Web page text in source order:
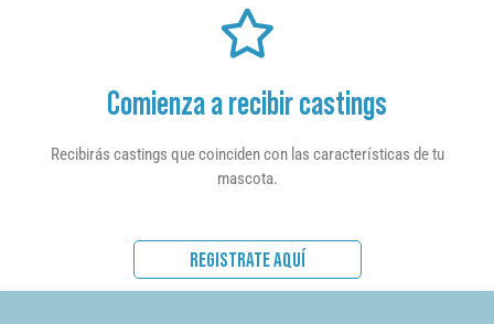
Comienza a recibir castings
Recibirás castings que coinciden con las características de tu
mascota.
REGISTRATE AQUÍ